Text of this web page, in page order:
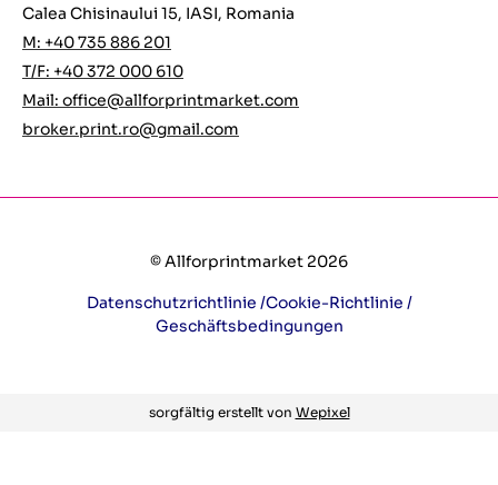
Calea Chisinaului 15, IASI, Romania
M: +40 735 886 201
T/F: +40 372 000 610
Mail: office@allforprintmarket.com
broker.print.ro@gmail.com
© Allforprintmarket 2026
Datenschutzrichtlinie /Cookie-Richtlinie /
Geschäftsbedingungen
sorgfältig erstellt von Wepixel